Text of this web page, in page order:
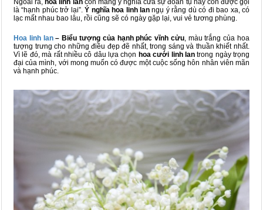
Ngoài ra, hoa linh lancòn mang ý nghĩa cửa sự đoàn tụ hay còn được gọi
là “hạnh phúc trở lại”.Ý nghĩa hoa linh lan ngụ ý rằng dù có đi bao xa, có
lạc mất nhau bao lâu, rồi cũng sẽ có ngày gặp lại, vui vẻ tương phùng.
Hoa linh lan– Biểu tượng của hạnh phúc vĩnh cửu, màu trắng của hoa
tượng trưng cho những điều đẹp đẽ nhất, trong sáng và thuần khiết nhất.
Vì lẽ đó, mà rất nhiều cô dâu lựa chọn hoa cưới linh lantrong ngày trọng
đại của mình, với mong muốn có được một cuộc sống hôn nhân viên mãn
và hạnh phúc.